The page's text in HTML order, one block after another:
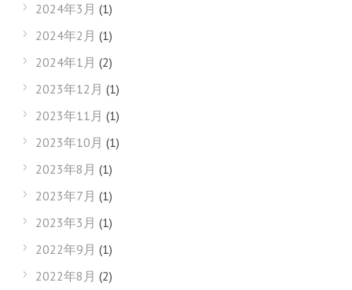
2024年3月 (1)
2024年2月 (1)
2024年1月 (2)
2023年12月 (1)
2023年11月 (1)
2023年10月 (1)
2023年8月 (1)
2023年7月 (1)
2023年3月 (1)
2022年9月 (1)
2022年8月 (2)